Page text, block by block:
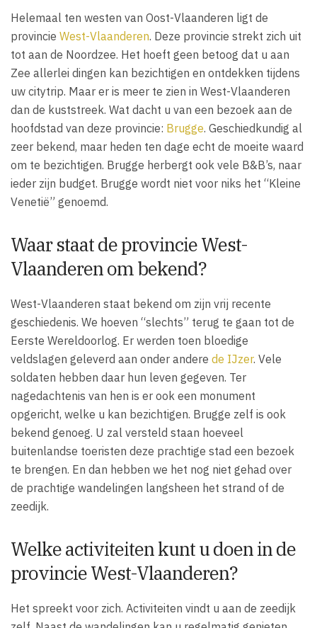
Helemaal ten westen van Oost-Vlaanderen ligt de
provincie West-Vlaanderen. Deze provincie strekt zich uit
tot aan de Noordzee. Het hoeft geen betoog dat u aan
Zee allerlei dingen kan bezichtigen en ontdekken tijdens
uw citytrip. Maar er is meer te zien in West-Vlaanderen
dan de kuststreek. Wat dacht u van een bezoek aan de
hoofdstad van deze provincie: Brugge. Geschiedkundig al
zeer bekend, maar heden ten dage echt de moeite waard
om te bezichtigen. Brugge herbergt ook vele B&B’s, naar
ieder zijn budget. Brugge wordt niet voor niks het “Kleine
Venetië” genoemd.
Waar staat de provincie West-
Vlaanderen om bekend?
West-Vlaanderen staat bekend om zijn vrij recente
geschiedenis. We hoeven “slechts” terug te gaan tot de
Eerste Wereldoorlog. Er werden toen bloedige
veldslagen geleverd aan onder andere de IJzer. Vele
soldaten hebben daar hun leven gegeven. Ter
nagedachtenis van hen is er ook een monument
opgericht, welke u kan bezichtigen. Brugge zelf is ook
bekend genoeg. U zal versteld staan hoeveel
buitenlandse toeristen deze prachtige stad een bezoek
te brengen. En dan hebben we het nog niet gehad over
de prachtige wandelingen langsheen het strand of de
zeedijk.
Welke activiteiten kunt u doen in de
provincie West-Vlaanderen?
Het spreekt voor zich. Activiteiten vindt u aan de zeedijk